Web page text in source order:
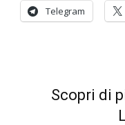
Telegram
Scopri di